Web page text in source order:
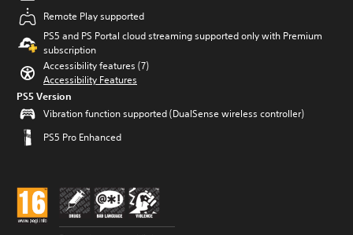
Remote Play supported
PS5 and PS Portal cloud streaming supported only with Premium
subscription
Accessibility features (7)
Accessibility Features
PS5 Version
Vibration function supported (DualSense wireless controller)
PS5 Pro Enhanced